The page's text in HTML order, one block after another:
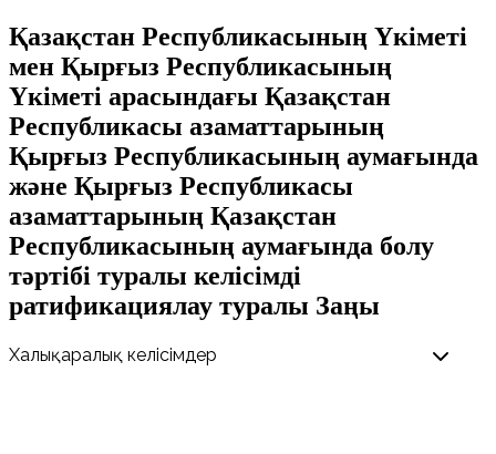
Қазақстан Республикасының Үкiметi
мен Қырғыз Республикасының
Үкiметi арасындағы Қазақстан
Республикасы азаматтарының
Қырғыз Республикасының аумағында
және Қырғыз Республикасы
азаматтарының Қазақстан
Республикасының аумағында болу
тәртiбi туралы келісімді
ратификациялау туралы Заңы